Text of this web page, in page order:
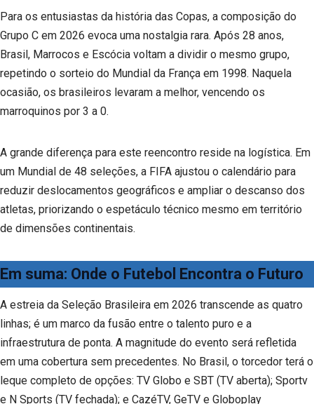
Para os entusiastas da história das Copas, a composição do
Grupo C em 2026 evoca uma nostalgia rara. Após 28 anos,
Brasil, Marrocos e Escócia voltam a dividir o mesmo grupo,
repetindo o sorteio do Mundial da França em 1998. Naquela
ocasião, os brasileiros levaram a melhor, vencendo os
marroquinos por 3 a 0.
A grande diferença para este reencontro reside na logística. Em
um Mundial de 48 seleções, a FIFA ajustou o calendário para
reduzir deslocamentos geográficos e ampliar o descanso dos
atletas, priorizando o espetáculo técnico mesmo em território
de dimensões continentais.
Em suma: Onde o Futebol Encontra o Futuro
A estreia da Seleção Brasileira em 2026 transcende as quatro
linhas; é um marco da fusão entre o talento puro e a
infraestrutura de ponta. A magnitude do evento será refletida
em uma cobertura sem precedentes. No Brasil, o torcedor terá o
leque completo de opções: TV Globo e SBT (TV aberta); Sportv
e N Sports (TV fechada); e CazéTV, GeTV e Globoplay